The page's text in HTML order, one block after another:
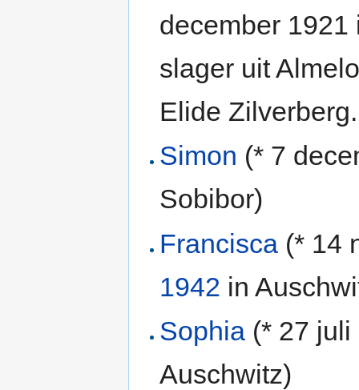
december
slager uit
Elide Zilverberg.
Simon (* 7
Sobibor)
Francisca (* 14
1942 in
Sophia (* 27 juli
Auschwitz)